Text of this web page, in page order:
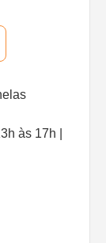
às 17h |